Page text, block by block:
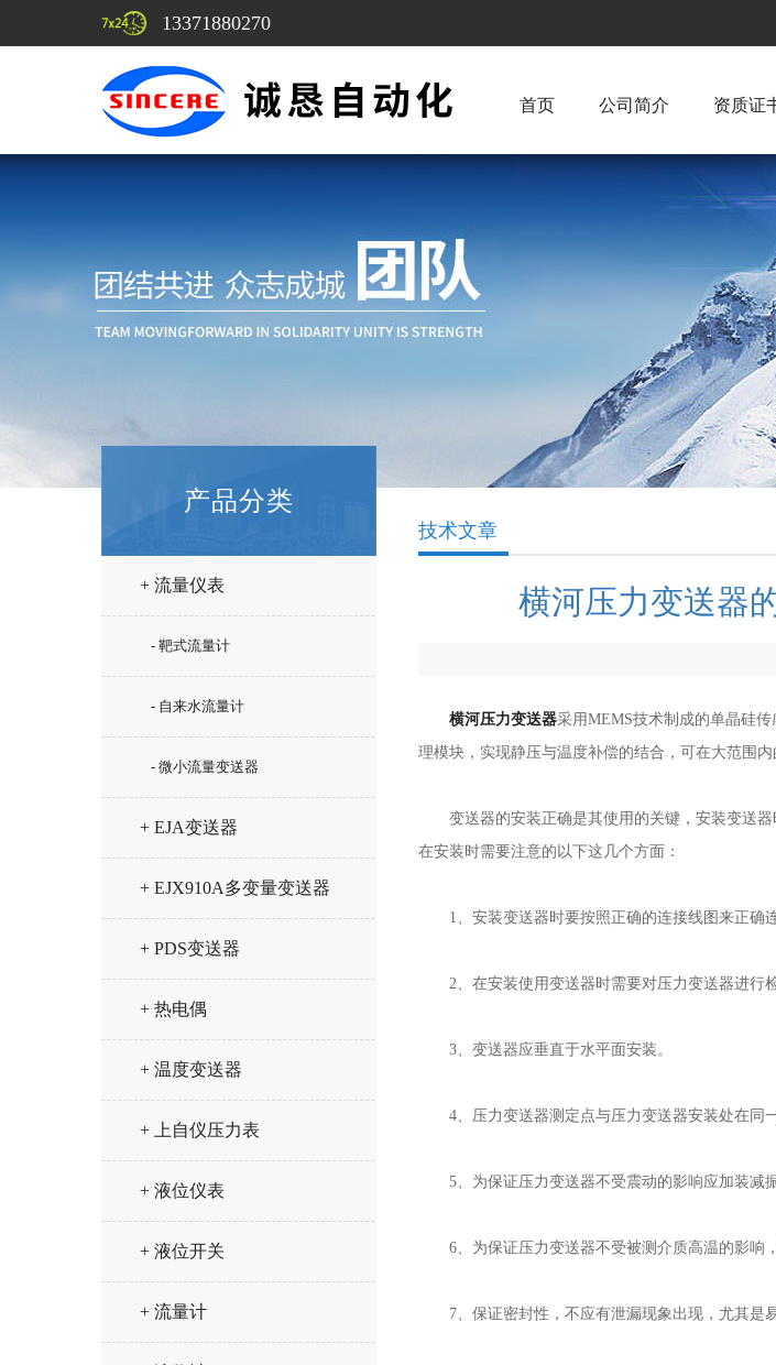
13371880270
首页 公司简介 资质证
产品分类
+ 流量仪表
- 靶式流量计
- 自来水流量计
- 微小流量变送器
+ EJA变送器
+ EJX910A多变量变送器
+ PDS变送器
+ 热电偶
+ 温度变送器
+ 上自仪压力表
+ 液位仪表
+ 液位开关
+ 流量计
技术文章
横河压力变送器
横河压力变送器采用MEMS技术制成的单晶硅
理模块，实现静压与温度补偿的结合，可在大范围
变送器的安装正确是其使用的关键，安装变送器
在安装时需要注意的以下这几个方面：
1、安装变送器时要按照正确的连接线图来正确连
2、在安装使用变送器时需要对压力变送器进行检
3、变送器应垂直于水平面安装。
4、压力变送器测定点与压力变送器安装处在同一
5、为保证压力变送器不受震动的影响应加装减振
6、为保证压力变送器不受被测介质高温的影响，
7、保证密封性，不应有泄漏现象出现，尤其是易